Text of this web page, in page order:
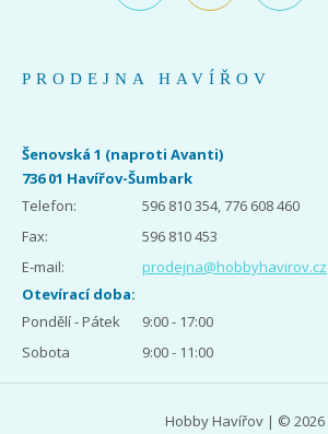
PRODEJNA HAVÍŘOV
Šenovská 1 (naproti Avanti)
736 01 Havířov-Šumbark
Telefon:
596 810 354, 776 608 460
Fax:
596 810 453
E-mail:
prodejna@hobbyhavirov.cz
Otevírací doba:
Pondělí - Pátek
9:00 - 17:00
Sobota
9:00 - 11:00
Hobby Havířov | © 2026